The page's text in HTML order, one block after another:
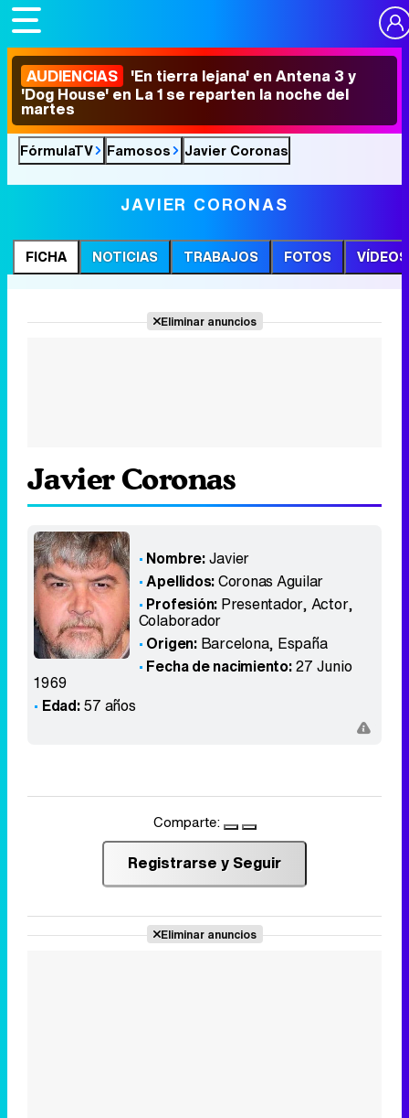
AUDIENCIAS 'En tierra lejana' en Antena 3 y
'Dog House' en La 1 se reparten la noche del
martes
FórmulaTV Famosos Javier Coronas
JAVIER CORONAS
FICHA NOTICIAS TRABAJOS FOTOS VÍDEOS
Eliminar anuncios
Javier Coronas
Nombre:Javier
Apellidos:Coronas Aguilar
Profesión: Presentador, Actor,
Colaborador
Origen: Barcelona, España
Fecha de nacimiento:27 Junio
1969
Edad:57 años
Comparte:
Registrarse y Seguir
Eliminar anuncios